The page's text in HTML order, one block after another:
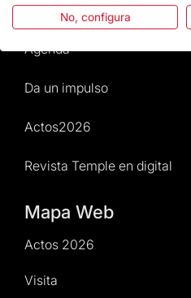
Noticias y Actualidad
Agenda
Da un impulso
Actos2026
Revista Temple en digital
Mapa Web
Actos 2026
Visita
No, configura